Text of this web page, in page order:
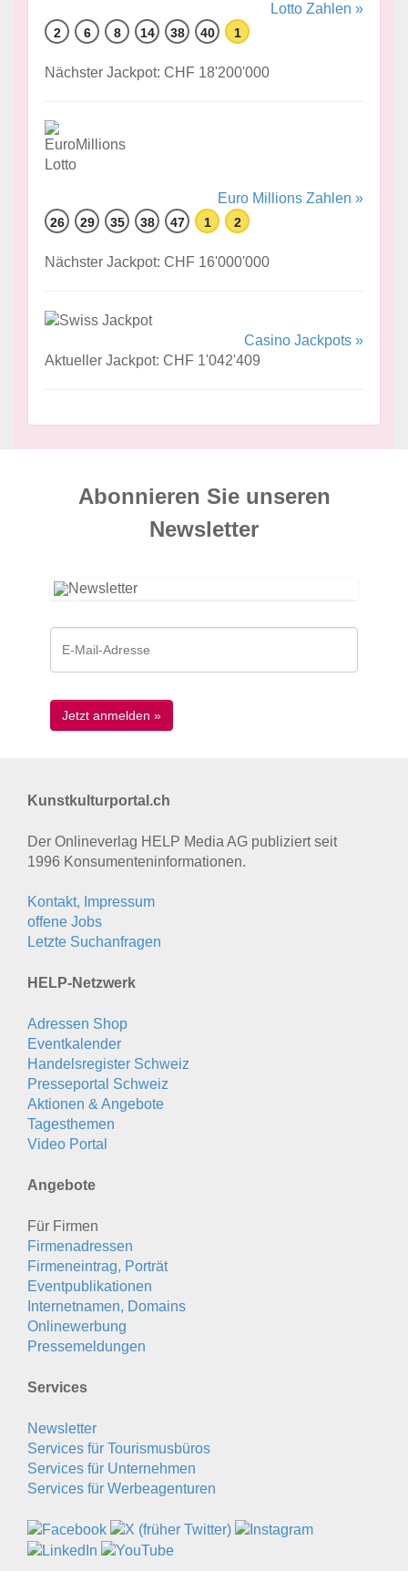
Lotto Zahlen »
2 6 8 14 38 40 1
Nächster Jackpot: CHF 18'200'000
Euro Millions Zahlen »
26 29 35 38 47 1 2
Nächster Jackpot: CHF 16'000'000
Casino Jackpots »
Aktueller Jackpot: CHF 1'042'409
Abonnieren Sie unseren
News­letter
Kunstkulturportal.ch
Der Onlineverlag HELP Media AG publiziert seit
1996 Konsumenten­informationen.
Kontakt, Impressum
offene Jobs
Letzte Suchanfragen
HELP-Netzwerk
Adressen Shop
Eventkalender
Handelsregister Schweiz
Presseportal Schweiz
Aktionen & Angebote
Tagesthemen
Video Portal
Angebote
Für Firmen
Firmenadressen
Firmeneintrag, Porträt
Eventpublikationen
Internetnamen, Domains
Onlinewerbung
Pressemeldungen
Services
Newsletter
Services für Tourismusbüros
Services für Unternehmen
Services für Werbeagenturen